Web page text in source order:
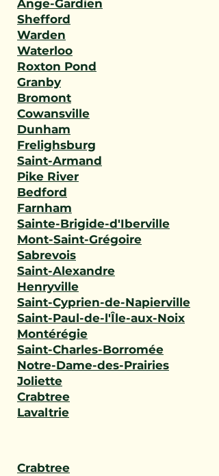
Ange-Gardien
Shefford
Warden
Waterloo
Roxton Pond
Granby
Bromont
Cowansville
Dunham
Frelighsburg
Saint-Armand
Pike River
Bedford
Farnham
Sainte-Brigide-d'Iberville
Mont-Saint-Grégoire
Sabrevois
Saint-Alexandre
Henryville
Saint-Cyprien-de-Napierville
Saint-Paul-de-l'Île-aux-Noix
Montérégie
Saint-Charles-Borromée
Notre-Dame-des-Prairies
Joliette
Crabtree
Lavaltrie
Crabtree